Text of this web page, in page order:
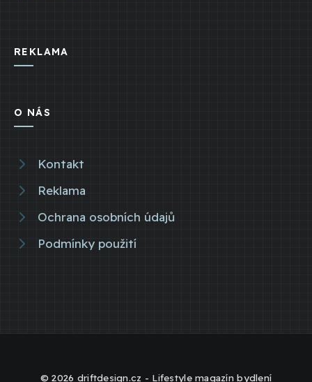
REKLAMA
O NÁS
Kontakt
Reklama
Ochrana osobních údajů
Podmínky použití
© 2026 driftdesign.cz - Lifestyle magazín bydlení